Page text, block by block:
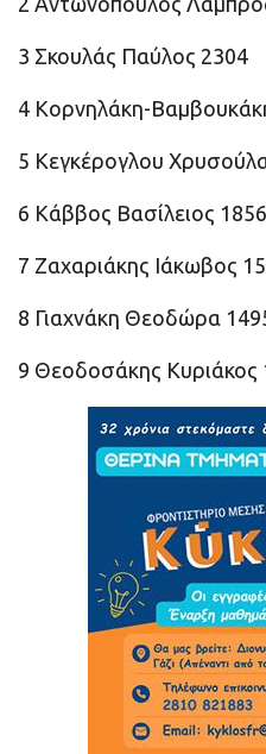
3 Σκουλάς Παύλος 2304
4 Κορνηλάκη-
5 Κεγκέρογλου
6 Κάββος Βασίλειος 1856
7 Ζαχαριάκης Ιάκωβος
8 Γιαχνάκη Θεοδώρα
9 Θεοδοσάκης Κυριάκος